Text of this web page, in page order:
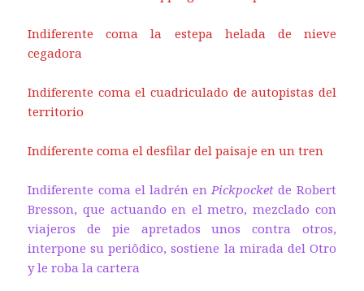
Indiferente coma la estepa helada de nieve
cegadora
Indiferente coma el cuadriculado de autopistas del
territorio
Indiferente coma el desfilar del paisaje en un tren
Indiferente coma el ladrén enPickpocket de Robert
Bresson, que actuando en el metro, mezclado con
viajeros de pie apretados unos contra otros,
interpone su periôdico, sostiene la mirada del Otro
y le roba la cartera